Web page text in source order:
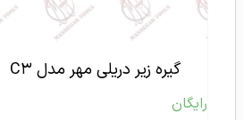
گیره زیر دریلی مهر مدل C۳
رایگان